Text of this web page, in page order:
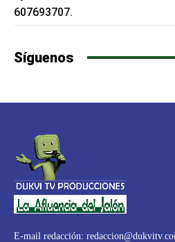
607693707.
Síguenos
E-mail redacción: